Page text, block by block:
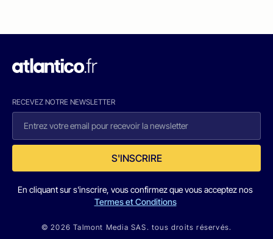
RECEVEZ NOTRE NEWSLETTER
S'INSCRIRE
En cliquant sur s'inscrire, vous confirmez que vous acceptez nos
Termes et Conditions
© 2026 Talmont Media SAS. tous droits réservés.